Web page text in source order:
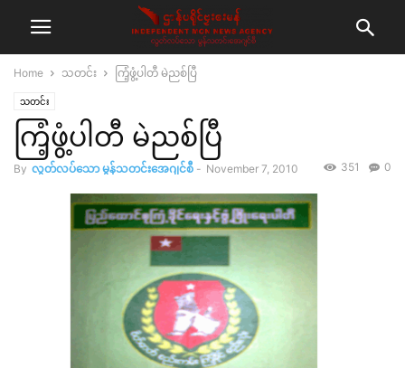
Home သတင်း ကြံ့ဖွံ့ပါတီ မဲညစ်ပြီ
သတင်း
ကြံ့ဖွံ့ပါတီ မဲညစ်ပြီ
By လွတ်လပ်သော မွန်သတင်းအေဂျင်စီ - November 7, 2010 0
351